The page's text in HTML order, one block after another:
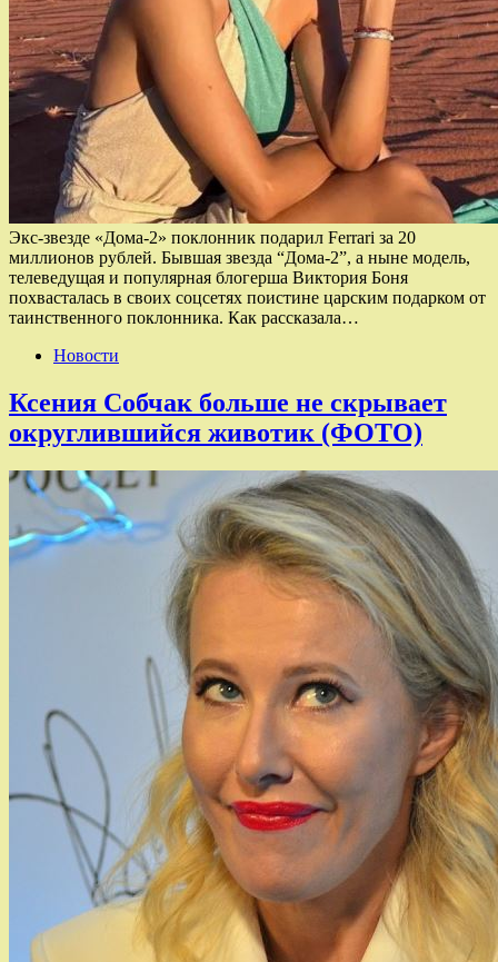
Экс-звезде «Дома-2» поклонник подарил Ferrari за 20
миллионов рублей. Бывшая звезда “Дома-2”, а ныне модель,
телеведущая и популярная блогерша Виктория Боня
похвасталась в своих соцсетях поистине царским подарком от
таинственного поклонника. Как рассказала…
Новости
Ксения Собчак больше не скрывает
округлившийся животик (ФОТО)